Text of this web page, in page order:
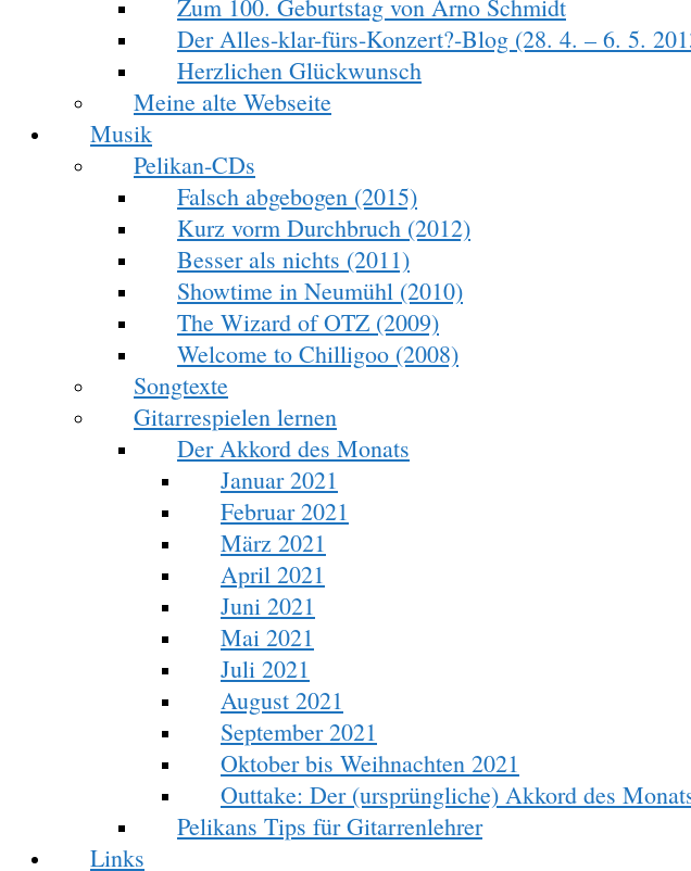
Zum 100. Geburtstag von Arno Schmidt
Der Alles-klar-fürs-Konzert?-Blog (28. 4. – 6. 5.
Herzlichen Glückwunsch
Meine alte Webseite
Musik
Pelikan-CDs
Falsch abgebogen (2015)
Kurz vorm Durchbruch (2012)
Besser als nichts (2011)
Showtime in Neumühl (2010)
The Wizard of OTZ (2009)
Welcome to Chilligoo (2008)
Songtexte
Gitarrespielen lernen
Der Akkord des Monats
Januar 2021
Februar 2021
März 2021
April 2021
Juni 2021
Mai 2021
Juli 2021
August 2021
September 2021
Oktober bis Weihnachten 2021
Outtake: Der (ursprüngliche) Akkord des
Pelikans Tips für Gitarrenlehrer
Links